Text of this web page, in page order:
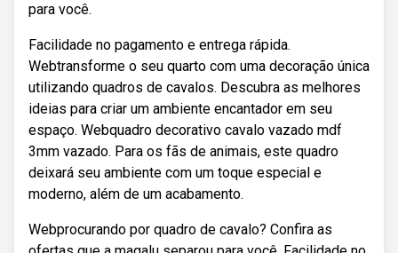
para você.
Facilidade no pagamento e entrega rápida.
Webtransforme o seu quarto com uma decoração única
utilizando quadros de cavalos. Descubra as melhores
ideias para criar um ambiente encantador em seu
espaço. Webquadro decorativo cavalo vazado mdf
3mm vazado. Para os fãs de animais, este quadro
deixará seu ambiente com um toque especial e
moderno, além de um acabamento.
Webprocurando por quadro de cavalo? Confira as